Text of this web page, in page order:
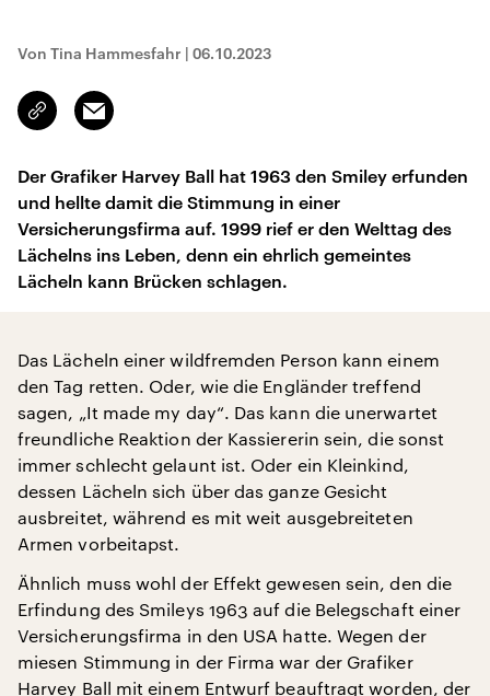
Von Tina Hammesfahr | 06.10.2023
Link
kopieren/teilen
Email
Der Grafiker Harvey Ball hat 1963 den Smiley erfunden
und hellte damit die Stimmung in einer
Versicherungsfirma auf. 1999 rief er den Welttag des
Lächelns ins Leben, denn ein ehrlich gemeintes
Lächeln kann Brücken schlagen.
Das Lächeln einer wildfremden Person kann einem
den Tag retten. Oder, wie die Engländer treffend
sagen, „It made my day“. Das kann die unerwartet
freundliche Reaktion der Kassiererin sein, die sonst
immer schlecht gelaunt ist. Oder ein Kleinkind,
dessen Lächeln sich über das ganze Gesicht
ausbreitet, während es mit weit ausgebreiteten
Armen vorbeitapst.
Ähnlich muss wohl der Effekt gewesen sein, den die
Erfindung des Smileys 1963 auf die Belegschaft einer
Versicherungsfirma in den USA hatte. Wegen der
miesen Stimmung in der Firma war der Grafiker
Harvey Ball mit einem Entwurf beauftragt worden, der